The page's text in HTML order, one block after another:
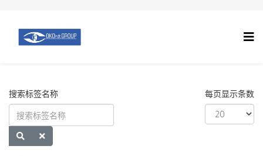
搜索标签名称 每页显示条数